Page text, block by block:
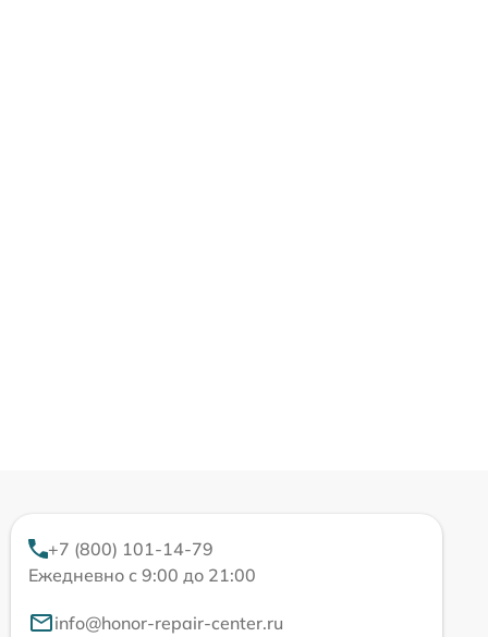
+7 (800) 101-14-79
Ежедневно с 9:00 до 21:00
info@honor-repair-center.ru